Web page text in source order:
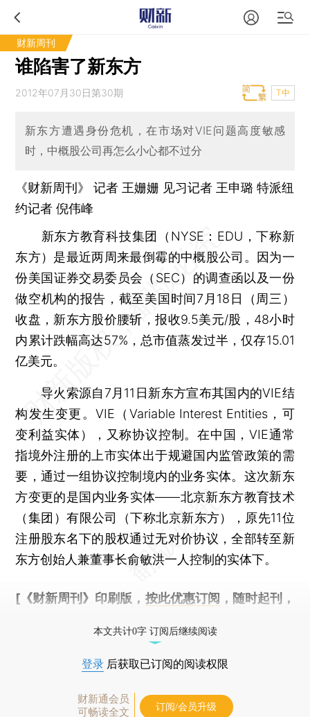
财新周刊
谁陷害了新东方
2012年07月30日第30期 T中
新东方遭遇身份危机，在市场对VIE问题高度敏感
时，中概股公司再怎么小心都不过分
《财新周刊》 记者 王姗姗 见习记者 王申璐 特派纽
约记者 倪伟峰
新东方教育科技集团（NYSE：EDU，下称新
东方）是最近两周来最倒霉的中概股公司。因为一
份美国证券交易委员会（SEC）的调查函以及一份
做空机构的报告，截至美国时间7月18日（周三）
收盘，新东方股价腰斩，报收9.5美元/股，48小时
内累计跌幅高达57%，总市值蒸发过半，仅存15.01
亿美元。
导火索源自7月11日新东方宣布其国内的VIE结
构发生变更。VIE（Variable Interest Entities，可
变利益实体），又称协议控制。在中国，VIE通常
指境外注册的上市实体出于规避国内监管政策的需
要，通过一组协议控制境内的业务实体。这次新东
方变更的是国内业务实体——北京新东方教育技术
（集团）有限公司（下称北京新东方），原先11位
注册股东名下的股权通过无对价协议，全部转至新
东方创始人兼董事长俞敏洪一人控制的实体下。
[《财新周刊》印刷版， 按此优惠订阅 ，随时起刊，
本文共计0字 订阅后继续阅读
登录 后获取已订阅的阅读权限
财新通会员
可畅读全文
订阅/会员升级